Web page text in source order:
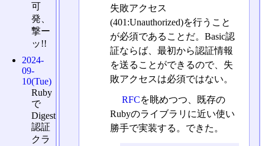
失敗アクセス
(401:Unauthorized)を行うこと
が必須であることだ。Basic認
証ならば、最初から認証情報
を送ることができるので、失
敗アクセスは必須ではない。
RFCを眺めつつ、既存の
Rubyのライブラリに近い使い
勝手で実装する。できた。
可
発、
撃ー
ッ!!
2024-
09-
10(Tue)
Ruby
で
Digest
認証
クラ